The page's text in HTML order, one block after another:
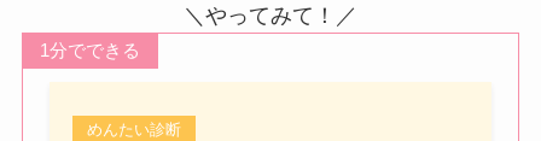
＼やってみて！／
1分でできる
めんたい診断